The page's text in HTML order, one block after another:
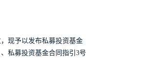
现予以发布私募投资基金
私募投资基金合同指引3号